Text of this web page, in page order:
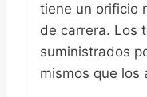
tiene un orificio
de carrera. Los
suministrados
mismos que los